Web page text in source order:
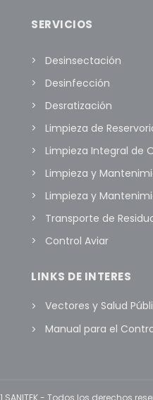
SERVICIOS
Desinsectación
Desinfección
Desratización
Limpieza de
Limpieza Integral de
Limpieza y
Limpieza y
Transporte de
Control Aviar
LINKS DE INTERES
Vectores y Salud
Manual para el
SANITEK - Todos los derechos